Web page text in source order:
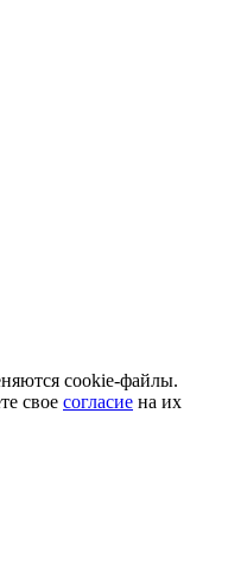
cookie-файлы.
свое согласие на их